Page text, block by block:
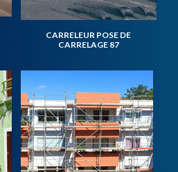
CARRELEUR POSE DE
CARRELAGE 87